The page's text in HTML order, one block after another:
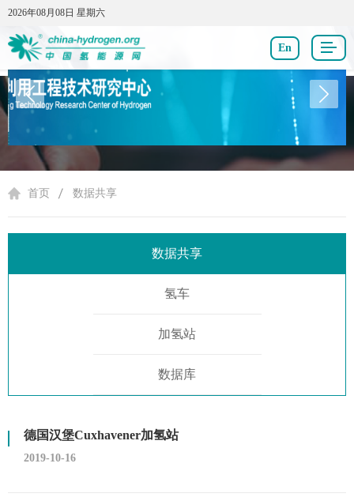
2026年08月08日 星期六
2026年08月08日 星期六
En
首页 数据共享
数据共享
氢车
加氢站
数据库
德国汉堡Cuxhavener加氢站
2019-10-16